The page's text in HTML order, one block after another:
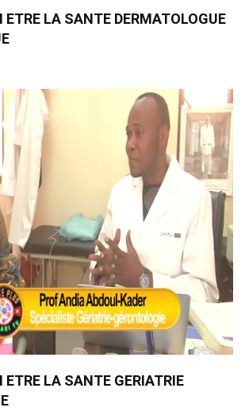
ETRE LA SANTE DERMATOLOGUE
ETRE LA SANTE GERIATRIE